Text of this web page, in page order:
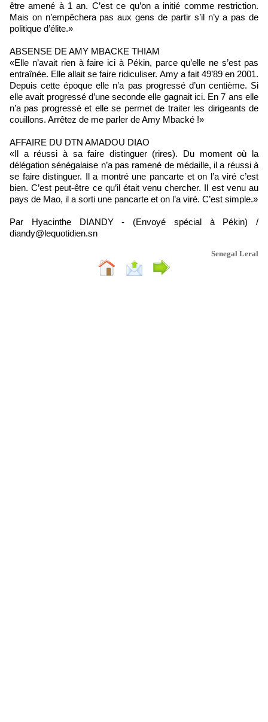
être amené à 1 an. C’est ce qu’on a initié comme restriction.
Mais on n’empêchera pas aux gens de partir s’il n’y a pas de
politique d’élite.»
ABSENSE DE AMY MBACKE THIAM
«Elle n’avait rien à faire ici à Pékin, parce qu’elle ne s’est pas
entraînée. Elle allait se faire ridiculiser. Amy a fait 49’89 en 2001.
Depuis cette époque elle n’a pas progressé d’un centième. Si
elle avait progressé d’une seconde elle gagnait ici. En 7 ans elle
n’a pas progressé et elle se permet de traiter les dirigeants de
couillons. Arrêtez de me parler de Amy Mbacké !»
AFFAIRE DU DTN AMADOU DIAO
«Il a réussi à sa faire distinguer (rires). Du moment où la
délégation sénégalaise n’a pas ramené de médaille, il a réussi à
se faire distinguer. Il a montré une pancarte et on l’a viré c’est
bien. C’est peut-être ce qu’il était venu chercher. Il est venu au
pays de Mao, il a sorti une pancarte et on l’a viré. C’est simple.»
Par Hyacinthe DIANDY - (Envoyé spécial à Pékin) /
diandy@lequotidien.sn
Senegal Leral